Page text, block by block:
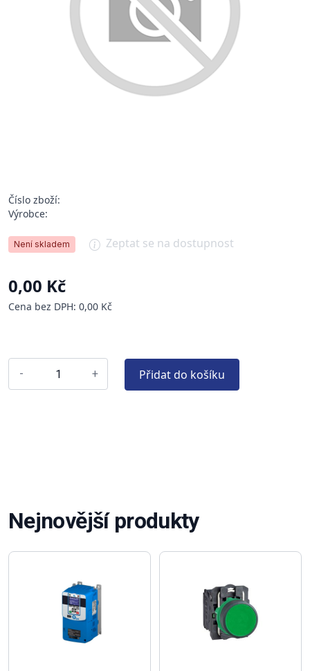
Číslo zboží:
Výrobce:
Není skladem Zeptat se na dostupnost
0,00 Kč
Cena bez DPH: 0,00 Kč
- + Přidat do košíku
Nejnovější produkty